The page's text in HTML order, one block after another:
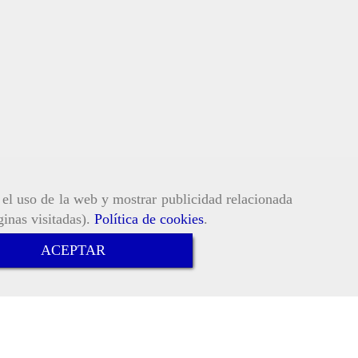
uso de la web y mostrar publicidad relacionada
visitadas). Política de cookies.
ACEPTAR